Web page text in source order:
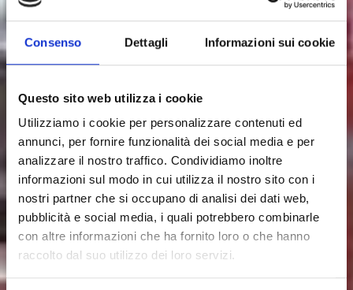
Consenso Dettagli Informazioni sui cookie
Questo sito web utilizza i cookie
Utilizziamo i cookie per personalizzare contenuti ed
annunci, per fornire funzionalità dei social media e per
analizzare il nostro traffico. Condividiamo inoltre
informazioni sul modo in cui utilizza il nostro sito con i
nostri partner che si occupano di analisi dei dati web,
pubblicità e social media, i quali potrebbero combinarle
con altre informazioni che ha fornito loro o che hanno
raccolto dal suo utilizzo dei loro servizi.
Flakers & Refiners
KNIFE RING WASHER –
WMG